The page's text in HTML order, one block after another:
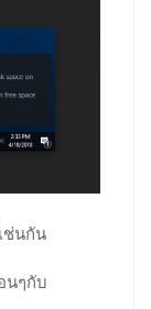
ช่นกัน
นๆกับ